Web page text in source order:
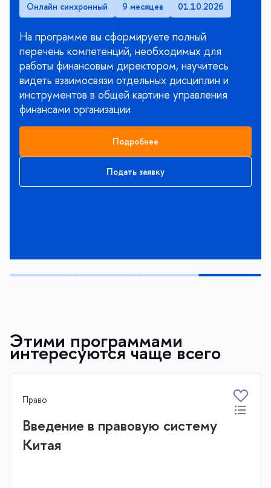
Онлайн синхронный 9 месяцев 01.10.2026
На программе вы сформируете полный
перечень компетенций, необходимых для
работы финансовым директором, научитесь
видеть взаимосвязи отдельных дисциплин и
инструментов в общей картине управления
финансами организации
Подробнее
Подать заявку
Этими программами
интересуются чаще всего
Право
Введение в правовую систему
Китая